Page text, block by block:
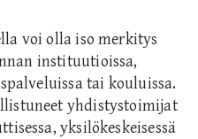
voi olla iso merkitys
instituutioissa,
tai kouluissa.
yhdistystoimijat
yksilökeskeisessä